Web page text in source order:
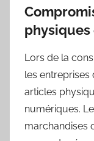
Lors de la
les entreprises
articles
numériques.
marchandises